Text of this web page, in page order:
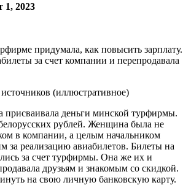
1, 2023
(иллюстративное)
присваивала деньги минской турфирмы.
рублей. Женщина была не
в компании, а целым начальником
за реализацию авиабилетов. Билеты на
за счет турфирмы. Она же их и
друзьям и знакомым со скидкой.
на свою личную банковскую карту.